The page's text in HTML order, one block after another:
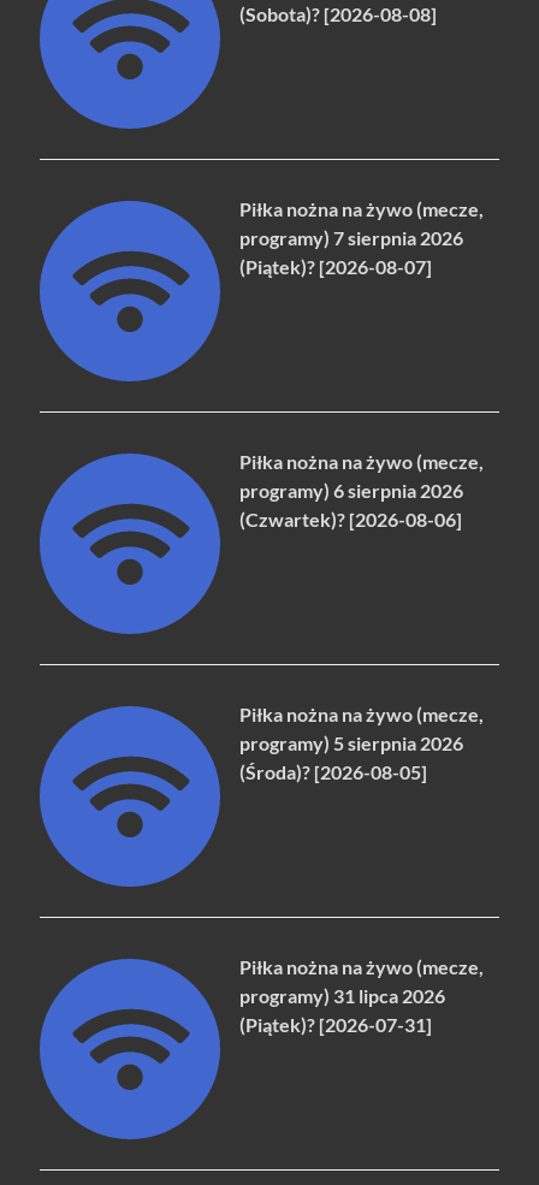
(Sobota)? [2026-08-08]
Piłka nożna na żywo (mecze,
programy) 7 sierpnia 2026
(Piątek)? [2026-08-07]
Piłka nożna na żywo (mecze,
programy) 6 sierpnia 2026
(Czwartek)? [2026-08-06]
Piłka nożna na żywo (mecze,
programy) 5 sierpnia 2026
(Środa)? [2026-08-05]
Piłka nożna na żywo (mecze,
programy) 31 lipca 2026
(Piątek)? [2026-07-31]